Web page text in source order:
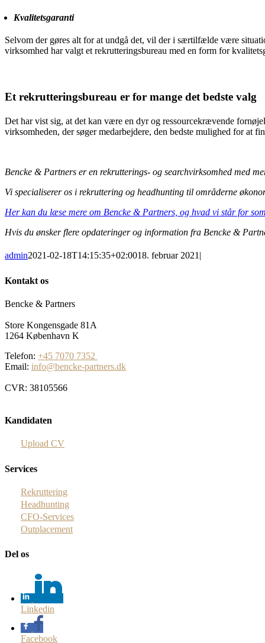
Kvalitetsgaranti
Selvom der gøres alt for at undgå det, vil der i særtilfælde være
virksomhed har valgt et rekrutteringsbureau med en form for
Et rekrutteringsbureau er for mange det bedste valg
Det har vist sig, at det kan være en dyr og ressourcekrævende
virksomheden, der søger medarbejdere, den bedste mulighed for at
Bencke & Partners er en rekrutterings- og searchvirksomhed med
Vi specialiserer os i rekruttering og headhunting til områderne
Her kan du læse mere om Bencke & Partners, og hvad vi står for
Hvis du ønsker flere opdateringer og information fra Bencke &
admin2021-02-18T14:15:35+02:0018. februar 2021 |
Kontakt os
Bencke & Partners
Store Kongensgade 81A
1264 København K
Telefon: +45 7070 7352
Email: info@bencke-partners.dk
CVR: 38105566
Kandidaten
Upload CV
Services
Rekruttering
Headhunting
CFO-Services
Outplacement
Del os
Linkedin
Facebook